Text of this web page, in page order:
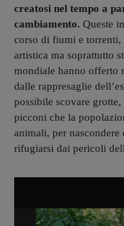
creatosi nel tempo a
cambiamento. Queste
corso di fiumi e torrenti,
artistica ma soprattutto
mondiale hanno offerto
dalle rappresaglie
possibile scovare
picconi che la
animali, per
rifugiarsi dai pericoli